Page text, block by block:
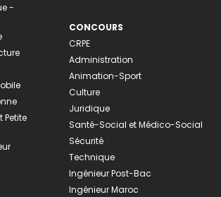
-
CONCOURS
CRPE
Administration
Animation-Sport
Culture
Juridique
Santé-Social et Médico-Social
Sécurité
Technique
Ingénieur Post-Bac
Ingénieur Maroc